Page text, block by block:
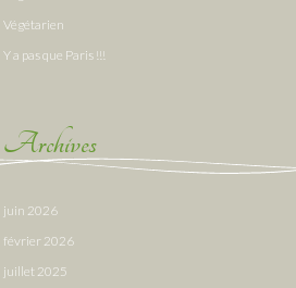
Végétarien
Y a pas que Paris !!!
Archives
juin 2026
février 2026
juillet 2025